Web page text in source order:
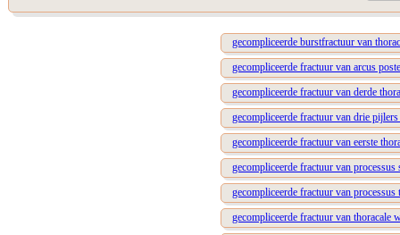
gecompliceerde burstfractuur van
gecompliceerde fractuur van arcus
gecompliceerde fractuur van derde
gecompliceerde fractuur van drie
gecompliceerde fractuur van eerste
gecompliceerde fractuur van
gecompliceerde fractuur van
gecompliceerde fractuur van thoracale